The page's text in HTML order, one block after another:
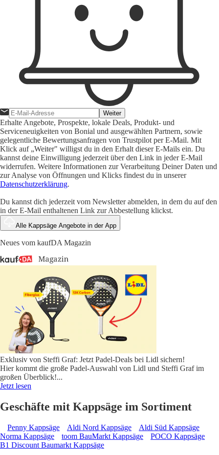
Weiter
Erhalte Angebote, Prospekte, lokale Deals, Produkt- und
Serviceneuigkeiten von Bonial und ausgewählten Partnern, sowie
gelegentliche Bewertungsanfragen von Trustpilot per E-Mail. Mit
Klick auf „Weiter" willigst du in den Erhalt dieser E-Mails ein. Du
kannst deine Einwilligung jederzeit über den Link in jeder E-Mail
widerrufen. Weitere Informationen zur Verarbeitung Deiner Daten und
zur Analyse von Öffnungen und Klicks findest du in unserer
Datenschutzerklärung.
Du kannst dich jederzeit vom Newsletter abmelden, in dem du auf den
in der E-Mail enthaltenen Link zur Abbestellung klickst.
Alle Kappsäge Angebote in der App
Neues vom kaufDA Magazin
Exklusiv von Steffi Graf: Jetzt Padel-Deals bei Lidl sichern!
Hier kommt die große Padel-Auswahl von Lidl und Steffi Graf im
großen Überblick!...
Jetzt lesen
Geschäfte mit Kappsäge im Sortiment
Penny Kappsäge Aldi Nord Kappsäge
Aldi Süd Kappsäge
Norma Kappsäge
toom BauMarkt Kappsäge
POCO Kappsäge
B1 Discount Baumarkt Kappsäge